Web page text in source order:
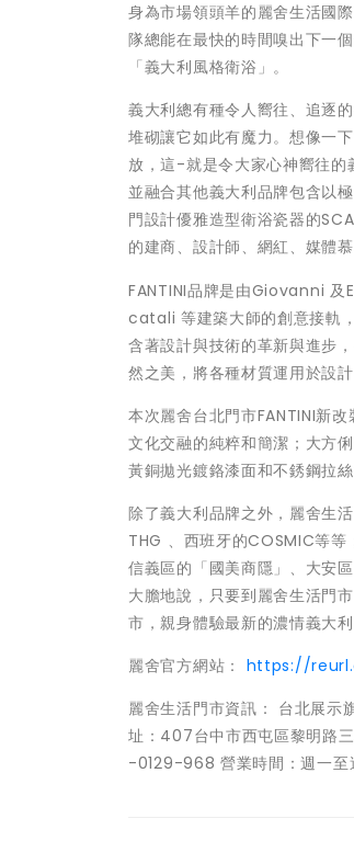
身為市場領頭羊的麗舍生活國
隊總能在最快的時間嗅出下一
「義大利風格衛浴」。
義大利總有種令人嚮往、追逐
堆砌讓它如此有魔力。想像一
放，這-就是令大家心神嚮往的
並融合其他義大利品牌包含以
門設計優雅造型衛浴瓷器的
的建商、設計師、網紅、媒體
FANTINI品牌是由Giovanni
catali 等建築大師的創意接軌
含著設計與技術的革新與進步
然之美，將各種材質運用於設
本次麗舍台北門市FANTINI新
文化交融的純粹和簡潔；大方
黃銅拋光鍍鉻漆面和不銹鋼拉
除了義大利品牌之外，麗舍生
THG 、西班牙的COSMIC等
信義區的「國美商隱」、大安
大膽地說，只要到麗舍生活門
市，親身體驗最新的濃情義大
麗舍官方網站： https://
麗舍生活門市資訊： 台北展
址：407台中市西屯區黎明路
-0129-968 營業時間：週一至